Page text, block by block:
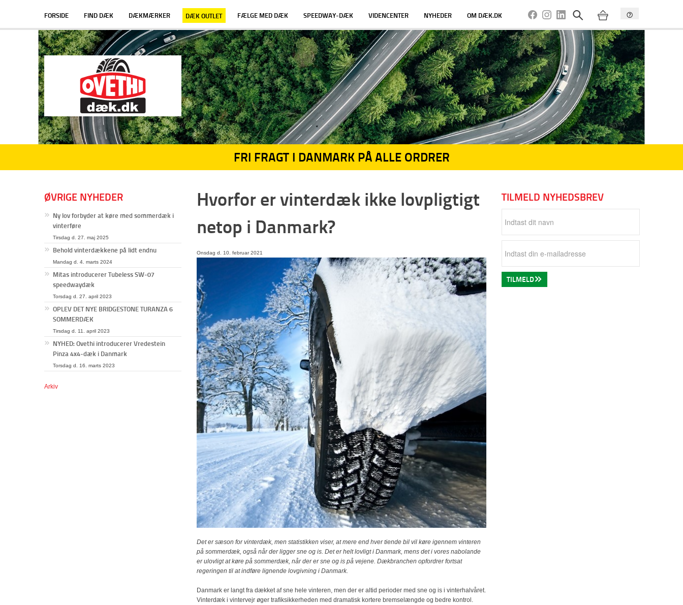
FORSIDE FIND DÆK DÆKMÆRKER DÆK OUTLET FÆLGE MED DÆK SPEEDWAY-DÆK VIDENCENTER NYHEDER OM DÆK.DK
FRI FRAGT I DANMARK PÅ ALLE ORDRER
ØVRIGE NYHEDER
Ny lov forbyder at køre med sommerdæk i
vinterføre
Tirsdag d. 27. maj 2025
Behold vinterdækkene på lidt endnu
Mandag d. 4. marts 2024
Mitas introducerer Tubeless SW-07
speedwaydæk
Torsdag d. 27. april 2023
OPLEV DET NYE BRIDGESTONE TURANZA 6
SOMMERDÆK
Tirsdag d. 11. april 2023
NYHED: Ovethi introducerer Vredestein
Pinza 4x4-dæk i Danmark
Torsdag d. 16. marts 2023
Arkiv
Hvorfor er vinterdæk ikke lovpligtigt
netop i Danmark?
Onsdag d. 10. februar 2021
Det er sæson for vinterdæk, men statistikken viser, at mere end hver tiende bil vil køre igennem vinteren
på sommerdæk, også når der ligger sne og is. Det er helt lovligt i Danmark, mens det i vores nabolande
er ulovligt at køre på sommerdæk, når der er sne og is på vejene. Dækbranchen opfordrer fortsat
regeringen til at indføre lignende lovgivning i Danmark.
Danmark er langt fra dækket af sne hele vinteren, men der er altid perioder med sne og is i vinterhalvåret.
Vinterdæk i vintervejr øger trafiksikkerheden med dramatisk kortere bremselængde og bedre kontrol.
TILMELD NYHEDSBREV
TILMELD